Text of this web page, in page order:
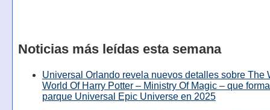
Noticias más leídas esta semana
Universal Orlando revela nuevos detalles sobre The
World Of Harry Potter – Ministry Of Magic – que
parque Universal Epic Universe en 2025